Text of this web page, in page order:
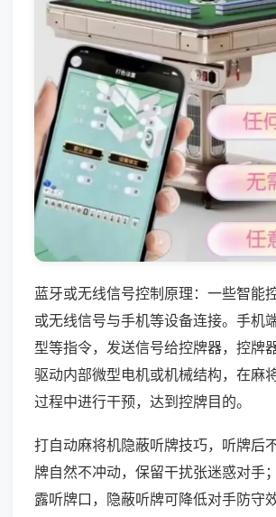
蓝牙或无线信号控制原理：一些智能
或无线信号与手机等设备连接。手机
型等指令，发送信号给控牌器，控牌
驱动内部微型电机或机械结构，在麻
过程中进行干预，达到控牌目的。
打自动麻将机隐蔽听牌技巧，听牌后
牌自然不冲动，保留干扰张迷惑对手
露听牌口，隐蔽听牌可降低对手防守